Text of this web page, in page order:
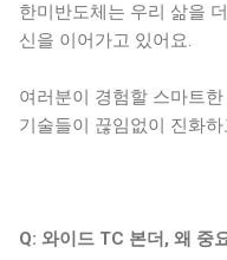
한미반도체는 우리 삶을
신을 이어가고 있어요.
여러분이 경험할 스마트
기술들이 끊임없이 진화
Q: 와이드 TC 본더, 왜 중